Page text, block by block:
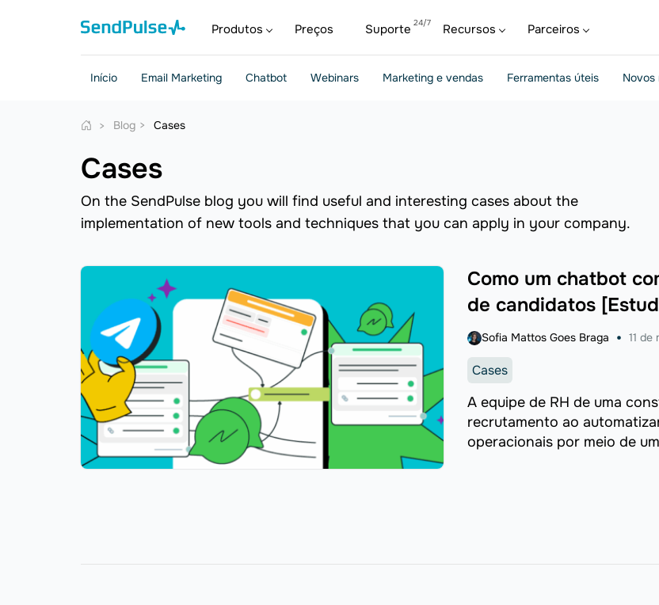
Produtos Preços Suporte Recursos Parceiros
Início Email Marketing Chatbot Webinars Marketing e vendas Ferramentas úteis Novos
Blog Cases
Cases
On the SendPulse blog you will find useful and interesting cases about the
implementation of new tools and techniques that you can apply in your company.
Como um chatbot
de candidatos
Sofia Mattos Goes Braga 11
Cases
A equipe de RH de uma
recrutamento ao
operacionais por meio de